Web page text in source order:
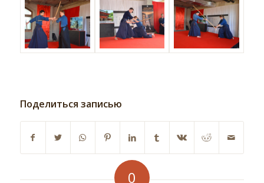
Поделиться записью
0